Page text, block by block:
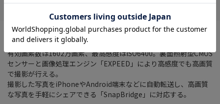
広角24mm相当から超望遠1440mm相当をカバーする、光学60倍
ズームのNIKKORレンズを搭載したコンパクトデジタルカメラ。
有効画素数は1602万画素、最高感度はISO6400。裏面照射型CMOS
センサーと画像処理エンジン「EXPEED」により高感度でも高画質
で撮影が行える。
撮影した写真をiPhoneやAndroid端末などに自動転送し、高画質
な写真を手軽にシェアできる「SnapBridge」に対応する。